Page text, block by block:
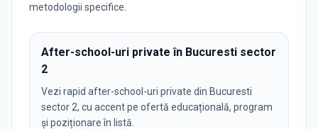
metodologii specifice.
After-school-uri private în Bucuresti sector
2
Vezi rapid after-school-uri private din Bucuresti
sector 2, cu accent pe ofertă educațională, program
și poziționare în listă.